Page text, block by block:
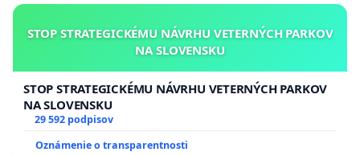
STOP STRATEGICKÉMU NÁVRHU VETERNÝCH PARKOV
NA SLOVENSKU
STOP STRATEGICKÉMU NÁVRHU VETERNÝCH PARKOV
NA SLOVENSKU
29 592 podpisov
Oznámenie o transparentnosti